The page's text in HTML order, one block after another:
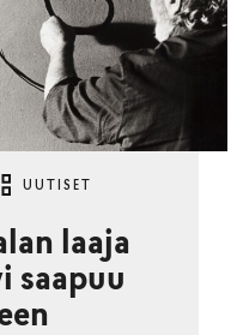
UUTISET
laaja
saapuu